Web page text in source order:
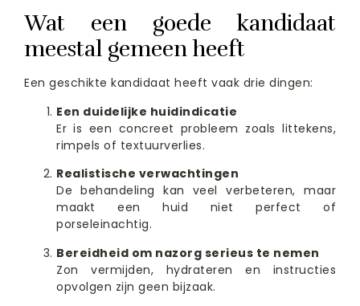
Wat een goede kandidaat
meestal gemeen heeft
Een geschikte kandidaat heeft vaak drie dingen:
Een duidelijke huidindicatie
Er is een concreet probleem zoals littekens,
rimpels of textuurverlies.
Realistische verwachtingen
De behandeling kan veel verbeteren, maar
maakt een huid niet perfect of
porseleinachtig.
Bereidheid om nazorg serieus te nemen
Zon vermijden, hydrateren en instructies
opvolgen zijn geen bijzaak.